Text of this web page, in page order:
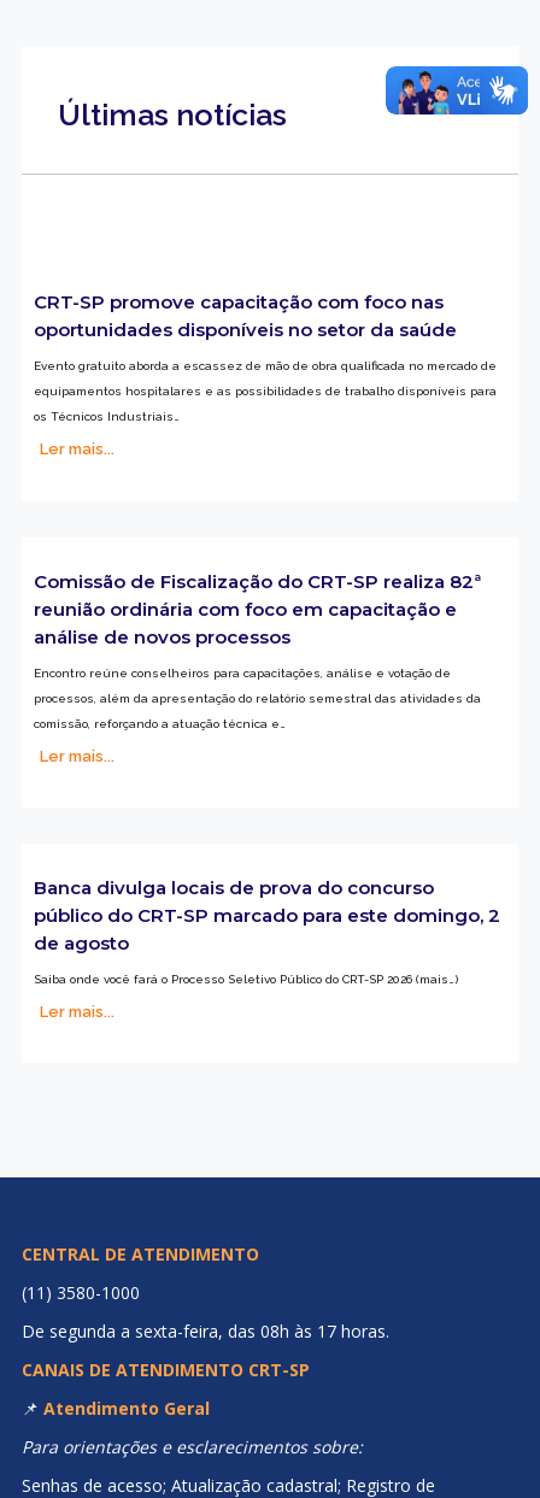
Últimas notícias
CRT-SP promove capacitação com foco nas
oportunidades disponíveis no setor da saúde
Evento gratuito aborda a escassez de mão de obra qualificada no mercado de
equipamentos hospitalares e as possibilidades de trabalho disponíveis para
os Técnicos Industriais…
Ler mais...
Comissão de Fiscalização do CRT-SP realiza 82ª
reunião ordinária com foco em capacitação e
análise de novos processos
Encontro reúne conselheiros para capacitações, análise e votação de
processos, além da apresentação do relatório semestral das atividades da
comissão, reforçando a atuação técnica e…
Ler mais...
Banca divulga locais de prova do concurso
público do CRT-SP marcado para este domingo, 2
de agosto
Saiba onde você fará o Processo Seletivo Público do CRT-SP 2026 (mais…)
Ler mais...
CENTRAL DE ATENDIMENTO
(11) 3580-1000
De segunda a sexta-feira, das 08h às 17 horas.
CANAIS DE ATENDIMENTO CRT-SP
📌 Atendimento Geral
Para orientações e esclarecimentos sobre:
Senhas de acesso; Atualização cadastral; Registro de